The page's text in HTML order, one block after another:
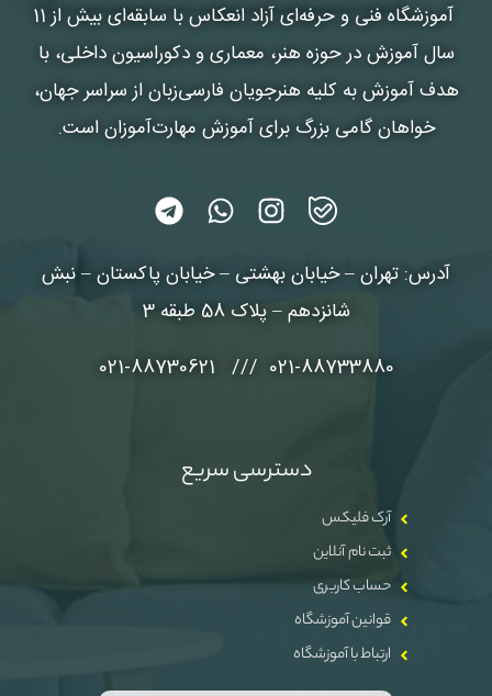
آموزشگاه فنی و حرفه‌ای آزاد انعکاس
با سابقه‌ای بیش از 11
سال آموزش در حوزه هنر، معماری و دکوراسیون داخلی، با
هدف آموزش به کلیه هنرجویان فارسی‌زبان از سراسر جهان،
خواهان گامی بزرگ برای آموزش مهارت‌آموزان است.
آدرس: تهران – خیابان بهشتی – خیابان پاکستان – نبش
شانزدهم – پلاک 58 طبقه 3
021-88733880 /// 021-88730621
دسترسی سریع
آرک فلیکس
ثبت نام آنلاین
حساب کاربری
قوانین آموزشگاه
ارتباط با آموزشگاه